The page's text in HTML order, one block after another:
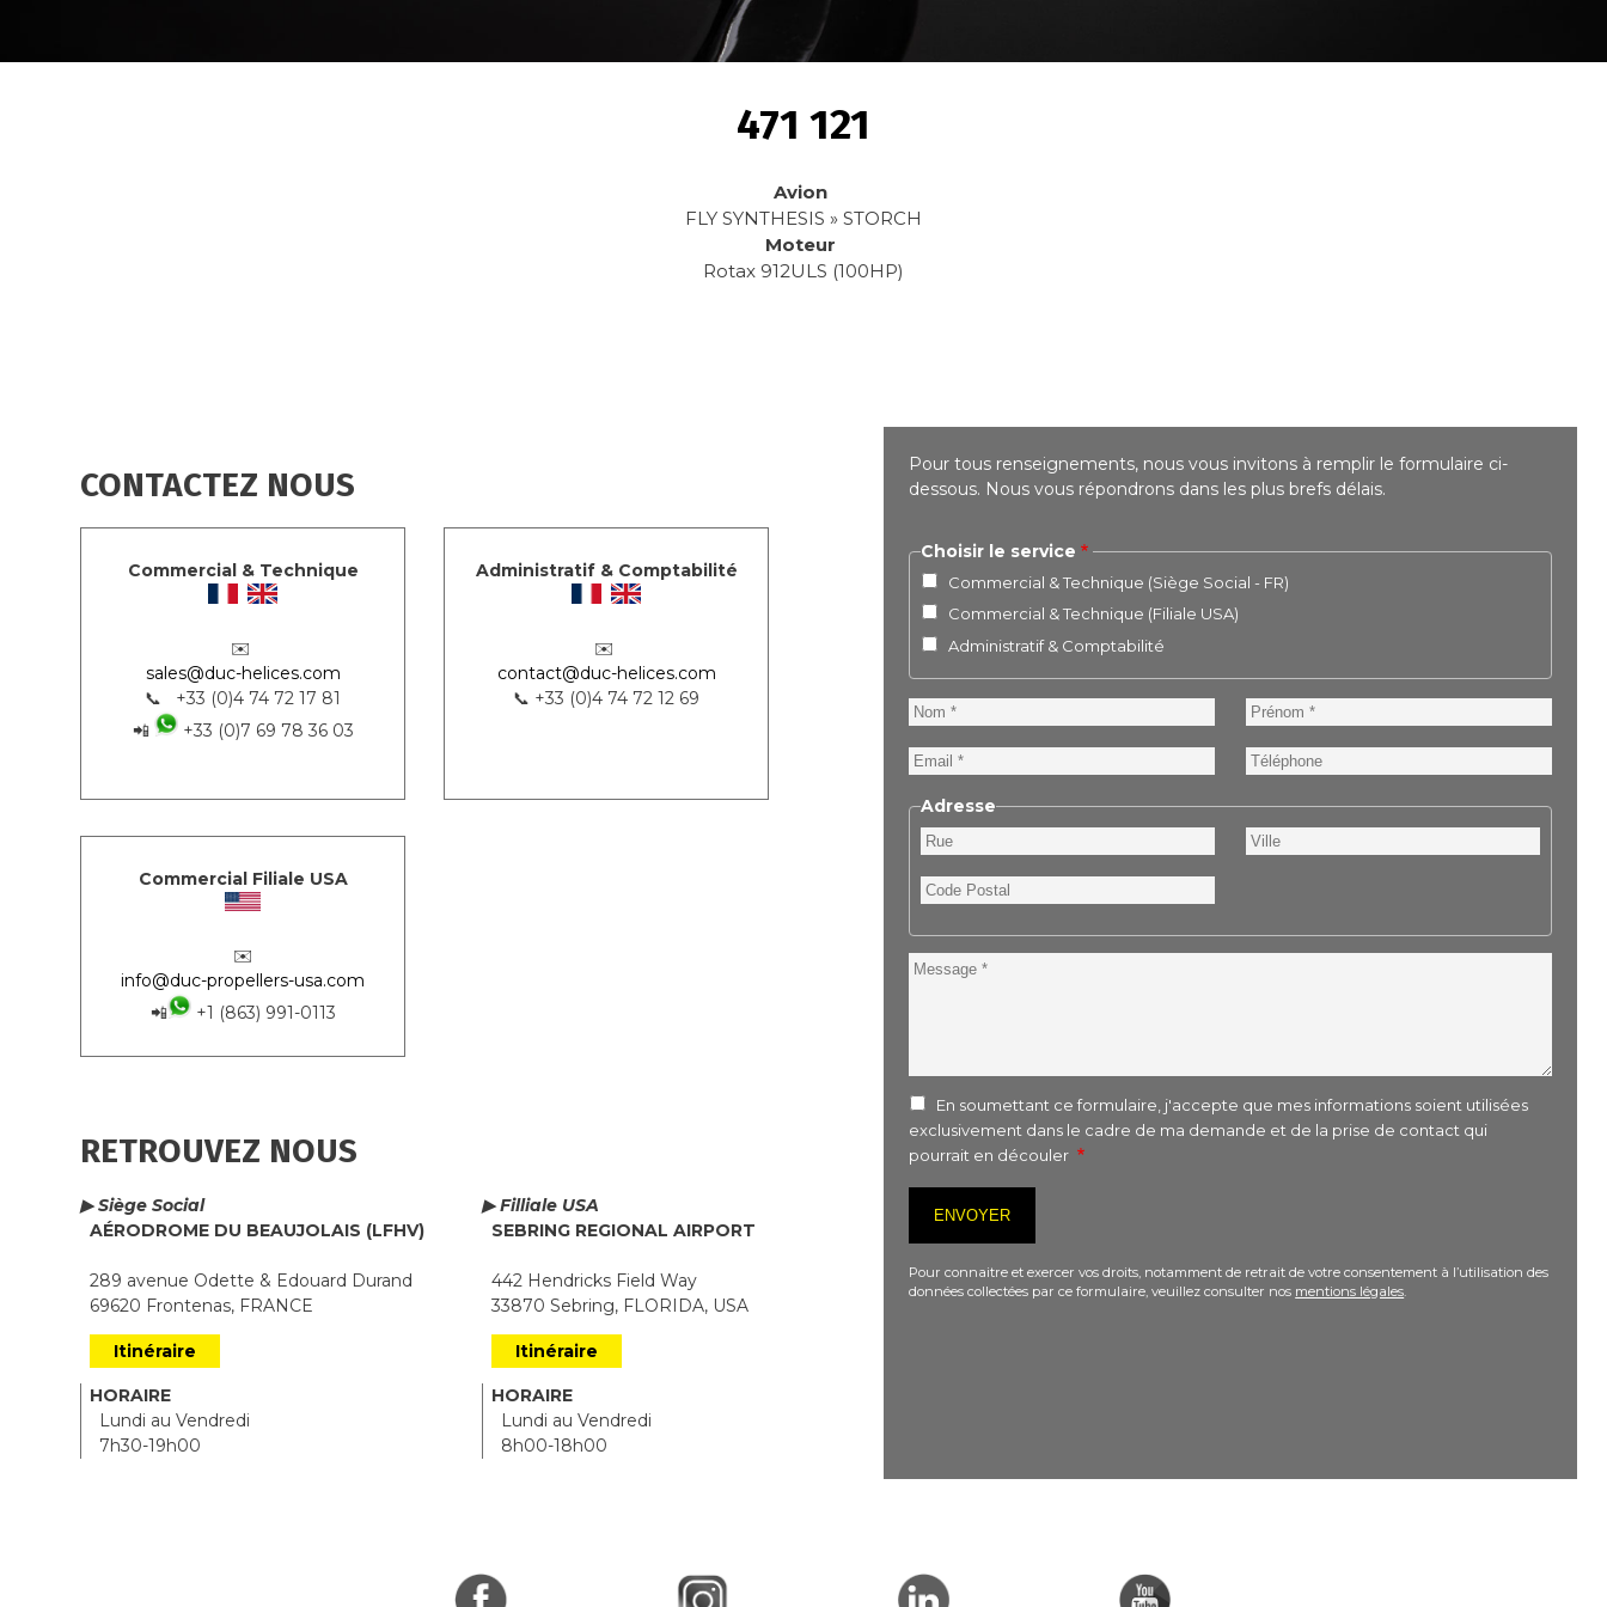
471 121
Avion
FLY SYNTHESIS » STORCH
Moteur
Rotax 912ULS (100HP)
CONTACTEZ NOUS
Commercial & Technique
✉️
sales@duc-helices.com
📞 +33 (0)4 74 72 17 81
📲
+33 (0)7 69 78 36 03
Administratif & Comptabilité
✉️
contact@duc-helices.com
📞 +33 (0)4 74 72 12 69
Commercial Filiale USA
✉️
info@duc-propellers-usa.com
📲
+1 (863) 991-0113
RETROUVEZ NOUS
▶ Siège Social
AÉRODROME DU BEAUJOLAIS (LFHV)
289 avenue Odette & Edouard Durand
69620 Frontenas, FRANCE
Itinéraire
HORAIRE
Lundi au Vendredi
7h30-19h00
▶ Filliale USA
SEBRING REGIONAL AIRPORT
442 Hendricks Field Way
33870 Sebring, FLORIDA, USA
Itinéraire
HORAIRE
Lundi au Vendredi
8h00-18h00
Pour tous renseignements, nous vous invitons à remplir le formulaire ci-
dessous. Nous vous répondrons dans les plus brefs délais.
Choisir le service
Commercial & Technique (Siège Social - FR)
Commercial & Technique (Filiale USA)
Administratif & Comptabilité
Nom Prénom
Email Téléphone
Adresse
Rue Ville
Code
Postal
Message
En soumettant ce formulaire, j'accepte que mes informations soient utilisées
exclusivement dans le cadre de ma demande et de la prise de contact qui
pourrait en découler
Pour connaitre et exercer vos droits, notamment de retrait de votre consentement à l’utilisation des
données collectées par ce formulaire, veuillez consulter nos mentions légales.